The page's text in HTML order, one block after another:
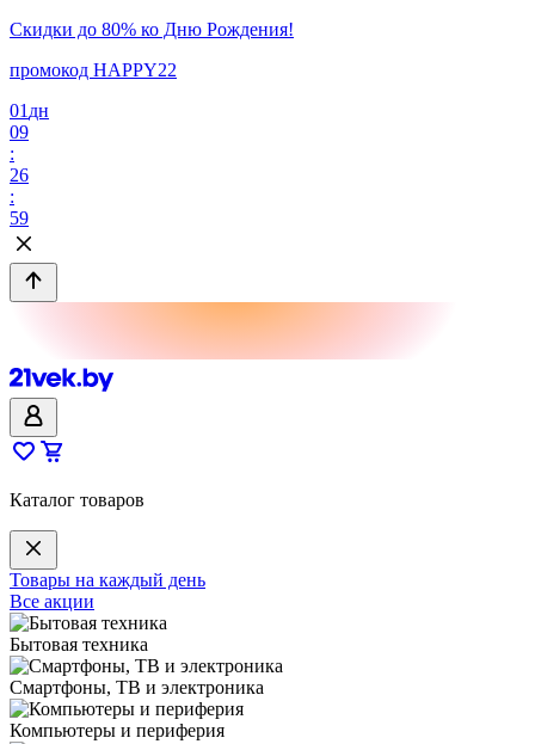
Скидки до 80% ко Дню Рождения!
промокод HAPPY22
01 дн
09
:
26
:
59
Каталог товаров
Товары на каждый день
Все акции
Бытовая техника
Смартфоны, ТВ и электроника
Компьютеры и периферия